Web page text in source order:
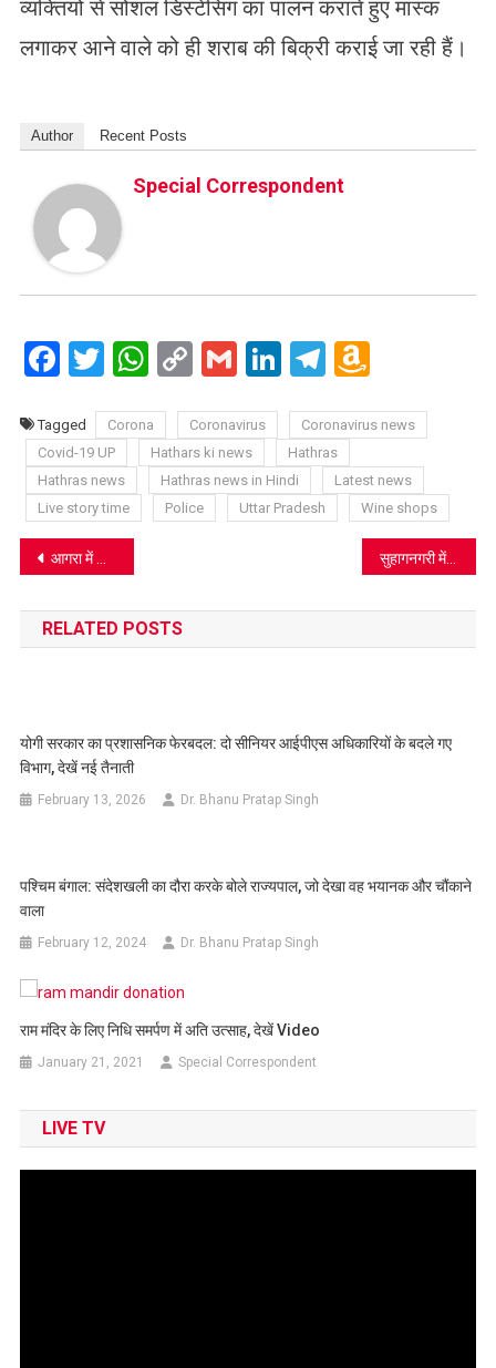
व्यक्तियों से सोशल डिस्टेंसिंग का पालन कराते हुए मास्क
लगाकर आने वाले को ही शराब की बिक्री कराई जा रही हैं।
Author Recent Posts
Special Correspondent
Facebook
Twitter
WhatsApp
CopyGmailLinkedIn
Telegram
Amazon
List
Tagged Corona Coronavirus
Coronavirus news
Covid-19 UP
Hathars ki news
Hathras
Hathras news
Hathras news in Hindi
Latest news
Live story time
Police Uttar Pradesh Wine shops
Post
navigation
आगरा में कोरोना संक्रमितों की संख्या हुई 612, कोई कुछ नहीं कर पा रहा सुहागनगरी में आठ पुलिसकर्मी और एक गर्भवती महिला समेत 18 कोरोना पॉजीटिव
RELATED POSTS
योगी सरकार का प्रशासनिक फेरबदल: दो सीनियर आईपीएस अधिकारियों के बदले गए
विभाग, देखें नई तैनाती
February 13, 2026 Dr. Bhanu Pratap Singh
पश्चिम बंगाल: संदेशखली का दौरा करके बोले राज्यपाल, जो देखा वह भयानक और चौंकाने
वाला
February 12, 2024 Dr. Bhanu Pratap Singh
राम मंदिर के लिए निधि समर्पण में अति उत्साह, देखें Video
January 21, 2021 Special Correspondent
LIVE TV